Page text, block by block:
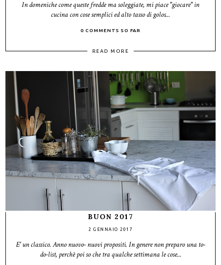
In domeniche come queste fredde ma soleggiate, mi piace "giocare" in
cucina con cose semplici ed alto tasso di golos...
0 COMMENTS SO FAR
READ MORE
BUON 2017
2 GENNAIO 2017
E' un classico. Anno nuovo- nuovi propositi. In genere non preparo una to-
do-list, perchè poi so che tra qualche settimana le cose...